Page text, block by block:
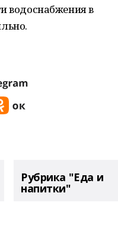
водоснабжения в
Рубрика "Еда и
напитки"